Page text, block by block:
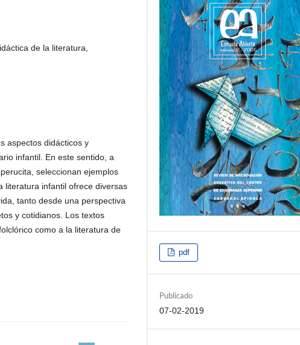
de la literatura,
aspectos didácticos y
infantil. En este sentido, a
seleccionan ejemplos
literatura infantil ofrece diversas
tanto desde una perspectiva
y cotidianos. Los textos
como a la literatura de
pdf
Publicado
07-02-2019